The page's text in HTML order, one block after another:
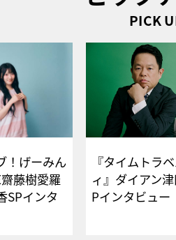
PICK
！げーみん
藤樹愛羅
SPインタ
『タイムトラ
ィ』ダイアン
Pインタ